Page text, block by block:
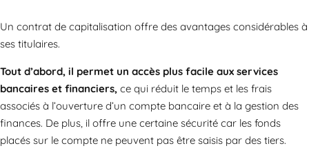
Un contrat de capitalisation offre des avantages considérables à
ses titulaires.
Tout d’abord, il permet un accès plus facile aux services
bancaires et financiers, ce qui réduit le temps et les frais
associés à l’ouverture d’un compte bancaire et à la gestion des
finances. De plus, il offre une certaine sécurité car les fonds
placés sur le compte ne peuvent pas être saisis par des tiers.